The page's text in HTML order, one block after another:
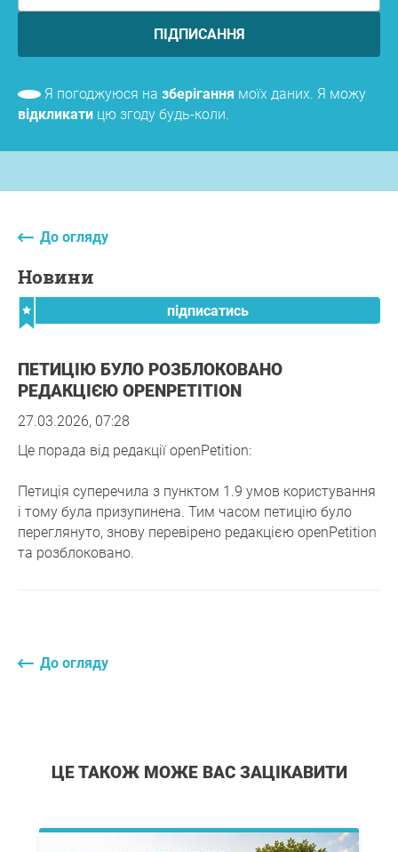
ПІДПИСАННЯ
Я погоджуюся на зберігання моїх даних. Я можу
відкликати цю згоду будь-коли.
До огляду
новини
підписатись
ПЕТИЦІЮ БУЛО РОЗБЛОКОВАНО
РЕДАКЦІЄЮ OPENPETITION
27.03.2026, 07:28
Це порада від редакції openPetition:
Петиція суперечила з пунктом 1.9 умов користування
і тому була призупинена. Тим часом петицію було
переглянуто, знову перевірено редакцією openPetition
та розблоковано.
До огляду
ЦЕ ТАКОЖ МОЖЕ ВАС ЗАЦІКАВИТИ